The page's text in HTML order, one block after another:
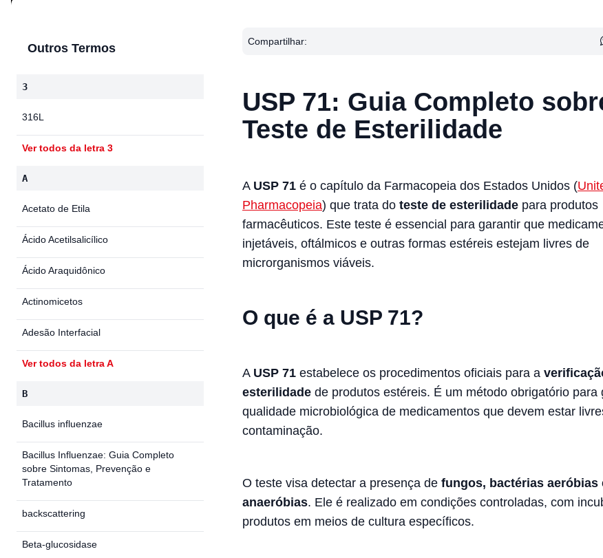
Compartilhar:
USP 71: Guia Completo
Teste de Esterilidade
A USP 71 é o capítulo da Farmacopeia dos Estados Unidos (
Pharmacopeia) que trata do teste de esterilidade para produtos
farmacêuticos. Este teste é essencial para garantir que
injetáveis, oftálmicos e outras formas estéreis estejam livres de
microrganismos viáveis.
O que é a USP 71?
A USP 71 estabelece os procedimentos oficiais para a
esterilidade de produtos estéreis. É um método obrigatório para
qualidade microbiológica de medicamentos que devem estar
contaminação.
O teste visa detectar a presença de fungos, bactérias aeróbias
anaeróbias. Ele é realizado em condições controladas, com
produtos em meios de cultura específicos.
Outros Termos
3
316L
Ver todos da letra 3
A
Acetato de Etila
Ácido Acetilsalicílico
Ácido Araquidônico
Actinomicetos
Adesão Interfacial
Ver todos da letra A
B
Bacillus influenzae
Bacillus Influenzae: Guia Completo
sobre Sintomas, Prevenção e
Tratamento
backscattering
Beta-glucosidase